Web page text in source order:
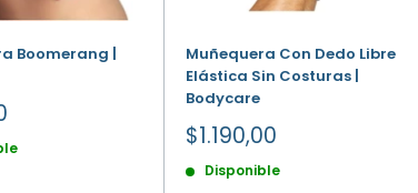
Boomerang |
Muñequera Con Dedo Libre
Elástica Sin Costuras |
Bodycare
Precio
de
venta
$1.190,00
Disponible